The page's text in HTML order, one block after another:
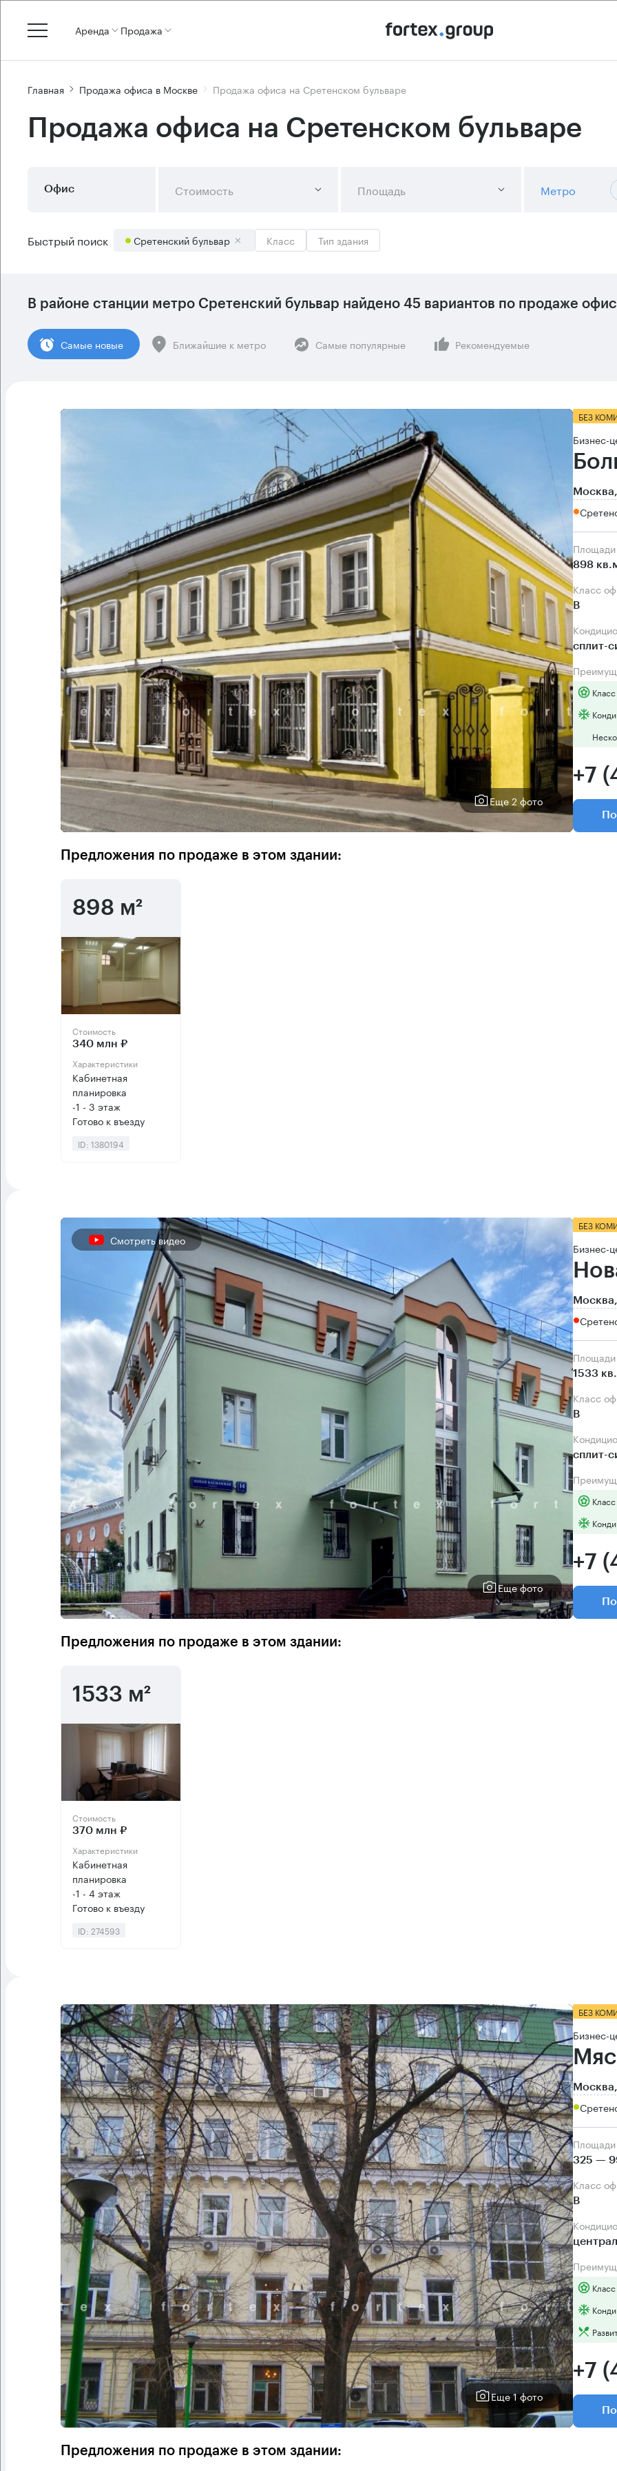
Аренда Продажа
Главная Продажа офиса в Москве Продажа офиса на Сретенском бульваре
Продажа офиса на Сретенском бульваре
Офис Стоимость Площадь Метро
Быстрый поиск Сретенский бульвар Класс Тип здания
В районе станции метро Сретенский бульвар найдено 45 вариантов по продаже
Cамые новые Ближайшие к метро Самые популярные Рекомендуемые
Еще 2 фото
БЕЗ
Бизнес-
Площади
898
Класс
B
сплит-
+7
Предложения по продаже в этом здании:
898 м²
Стоимость
340 млн ₽
Характеристики
Кабинетная
планировка
-1 - 3 этаж
Готово к въезду
ID: 1380194
Смотреть видео
Еще фото
БЕЗ
Бизнес-
Площади
1533
Класс
B
сплит-
+7
Предложения по продаже в этом здании:
1533 м²
Стоимость
370 млн ₽
Характеристики
Кабинетная
планировка
-1 - 4 этаж
Готово к въезду
ID: 274593
Еще 1 фото
БЕЗ
Бизнес-
Площади
325 —
Класс
B
+7
Предложения по продаже в этом здании: